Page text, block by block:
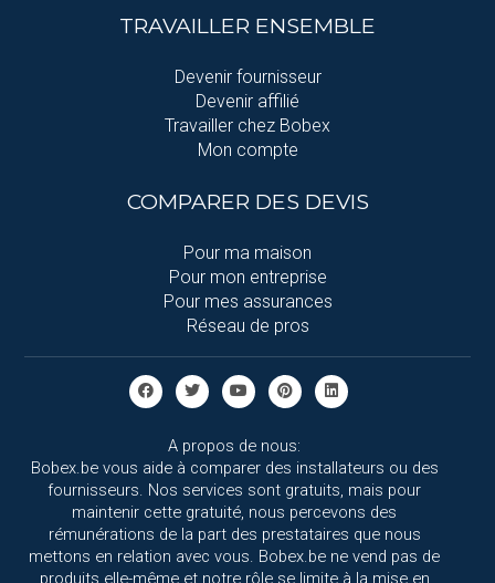
TRAVAILLER ENSEMBLE
Devenir fournisseur
Devenir affilié
Travailler chez Bobex
Mon compte
COMPARER DES DEVIS
Pour ma maison
Pour mon entreprise
Pour mes assurances
Réseau de pros
A propos de nous:
Bobex.be vous aide à comparer des installateurs ou des
fournisseurs. Nos services sont gratuits, mais pour
maintenir cette gratuité, nous percevons des
rémunérations de la part des prestataires que nous
mettons en relation avec vous. Bobex.be ne vend pas de
produits elle-même et notre rôle se limite à la mise en